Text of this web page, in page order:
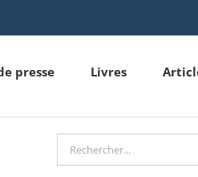
presse Livres
Rechercher